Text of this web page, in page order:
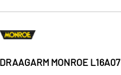
DRAAGARM MONROE L16A07